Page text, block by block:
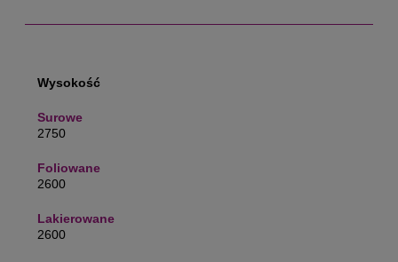
Wysokość
2750
2600
2600